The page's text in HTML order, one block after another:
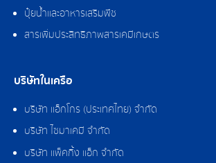
ปุ๋ยน้ำและอาหารเสริมพืช
สารเพิ่มประสิทธิภาพสารเคมีเกษตร
บริษัทในเครือ
บริษัท แอ็กโกร (ประเทศไทย) จำกัด
บริษัท ไซมาเคมี จำกัด
บริษัท แพ็คกิ้ง แอ็ก จำกัด